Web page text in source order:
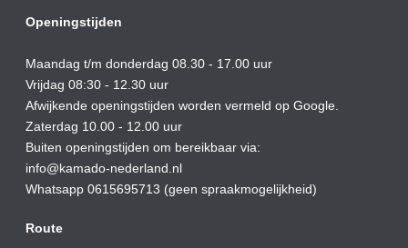
Openingstijden
Maandag t/m donderdag 08.30 - 17.00 uur
Vrijdag 08:30 - 12.30 uur
Afwijkende openingstijden worden vermeld op Google.
Zaterdag 10.00 - 12.00 uur
Buiten openingstijden om bereikbaar via:
info@kamado-nederland.nl
Whatsapp 0615695713 (geen spraakmogelijkheid)
Route